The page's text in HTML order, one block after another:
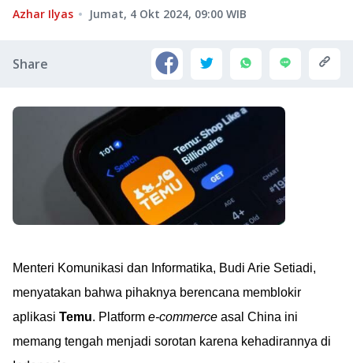
Azhar Ilyas Jumat, 4 Okt 2024, 09:00 WIB
Share
Menteri Komunikasi dan Informatika, Budi Arie Setiadi,
menyatakan bahwa pihaknya berencana memblokir
aplikasi Temu. Platform e-commerce asal China ini
memang tengah menjadi sorotan karena kehadirannya di